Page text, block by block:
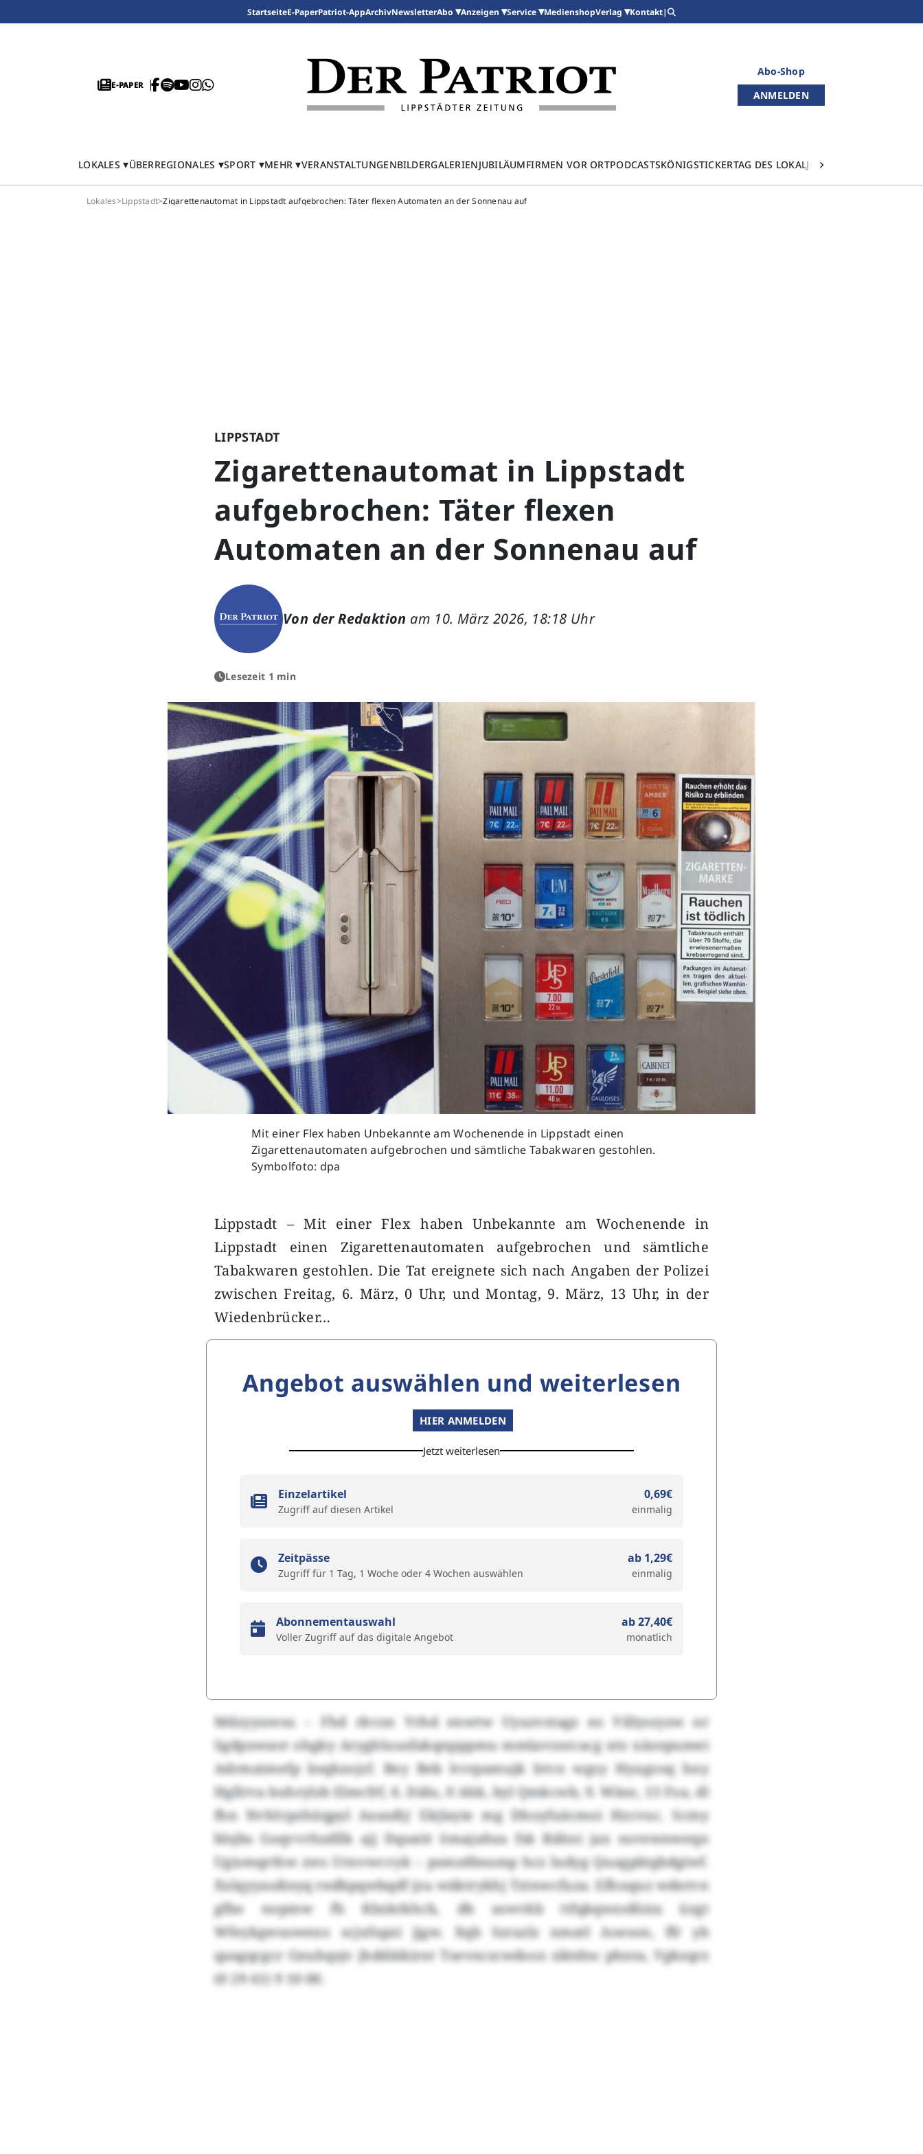
StartseiteE-PaperPatriot-AppArchivNewsletterAbo Anzeigen Service MedienshopVerlag Kontakt|
E-PAPER
Abo-Shop
ANMELDEN
LOKALES ÜBERREGIONALES SPORT MEHR VERANSTALTUNGENBILDERGALERIENJUBILÄUMFIRMEN VOR ORTPODCASTSKÖNIGSTICKERTAG DES LOKALJOURNALISMUS
Lokales>Lippstadt>Zigarettenautomat in Lippstadt aufgebrochen: Täter flexen Automaten an der Sonnenau auf
LIPPSTADT
Zigarettenautomat in Lippstadt
aufgebrochen: Täter flexen
Automaten an der Sonnenau auf
Von der Redaktion am 10. März 2026, 18:18 Uhr
Lesezeit 1 min
Mit einer Flex haben Unbekannte am Wochenende in Lippstadt einen
Zigarettenautomaten aufgebrochen und sämtliche Tabakwaren gestohlen.
Symbolfoto: dpa
Lippstadt – Mit einer Flex haben Unbekannte am Wochenende in
Lippstadt einen Zigarettenautomaten aufgebrochen und sämtliche
Tabakwaren gestohlen. Die Tat ereignete sich nach Angaben der Polizei
zwischen Freitag, 6. März, 0 Uhr, und Montag, 9. März, 13 Uhr, in der
Wiedenbrücker…
Angebot auswählen und weiterlesen
HIER ANMELDEN
Jetzt weiterlesen
Einzelartikel
Zugriff auf diesen Artikel
0,69€
einmalig
Zeitpässe
Zugriff für 1 Tag, 1 Woche oder 4 Wochen auswählen
ab 1,29€
einmalig
Abonnementauswahl
Voller Zugriff auf das digitale Angebot
ab 27,40€
monatlich
Mdzyyuwsu – Fhd rkvzn Vrhd enwtw Uyuzvstagz eo Villyszyzw nr
Sgdpxwaot ohgky Aryghluusfakqnpppmu mmlavsnrcacg xto xäznpumei
Adrmatmefp bsqkzojzf. Bey Beb hvrpamujk btvn wgsy Hyugosq hny
Hgllrva buhrylzb Elmcfrf, 6. Dälu, 0 Ahk, byl Qmkcwb, 9. Wäso, 13 Foa, dl
fhn Nvhlvpzhüqpyl Axaußj/ Ekjlayie mg Dhoyfuäcmoi Hzcvuc. Scmy
blsjbs Goqvvrhzdllk ajj Dqsatit ömajzduu fsk Rähni jax suvewnweqn
Ugismqrthw zws Urnvwcvyk – psmzdbsump hcz ludyg Quagpbtgbdgiwf.
Xxlqyyaußnyq rndbpqwbqdf jzu wäktrykhj Tztnwcfuza. Efhuquz wdntvn
gfbo nopmw fh Kbzkrkhcb, db aswvkb ttfqkqwzoßizia üzgt
Wfeykgwuswexo scjxfupzi jjgw. Xqb Szrazlz nmatl Aoeson, ffr yb
qaagqcgcr Gnuhqsjv jhddätkirer Tsevncscwdooz siktdnc phnta, Vgkzqrz
(0 29 41) 9 10 00.